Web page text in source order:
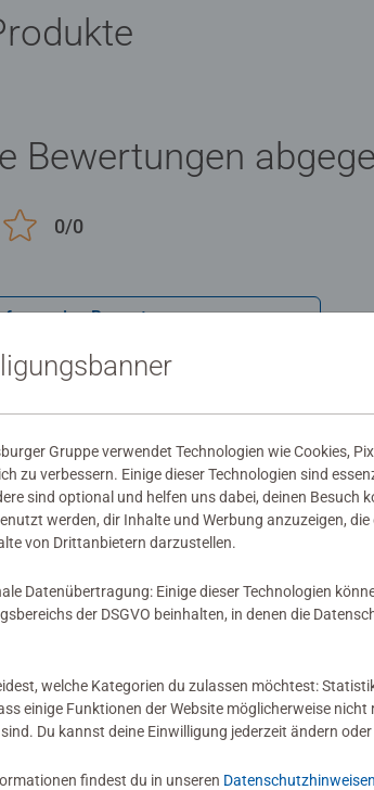
Bewertungen
0/0
eine Bewertung
Gruppe verwendet Technologien wie Cookies,
zu verbessern. Einige dieser Technologien sind
sind optional und helfen uns dabei, deinen Besuch
werden, dir Inhalte und Werbung anzuzeigen,
von Drittanbietern darzustellen.
Datenübertragung: Einige dieser Technologien
der DSGVO beinhalten, in denen die
welche Kategorien du zulassen möchtest:
einige Funktionen der Website möglicherweise
Du kannst deine Einwilligung jederzeit ändern
findest du in unseren Datenschutzhinweisen